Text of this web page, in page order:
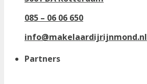
085 – 06 06 650
info@makelaardijrijnmond.nl
Partners